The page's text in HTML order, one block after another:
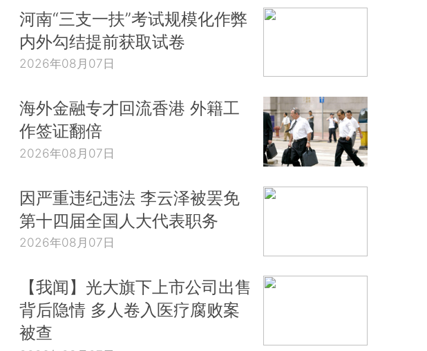
河南“三支一扶”考试规模化作弊
内外勾结提前获取试卷
2026年08月07日
海外金融专才回流香港 外籍工
作签证翻倍
2026年08月07日
因严重违纪违法 李云泽被罢免
第十四届全国人大代表职务
2026年08月07日
【我闻】光大旗下上市公司出售
背后隐情 多人卷入医疗腐败案
被查